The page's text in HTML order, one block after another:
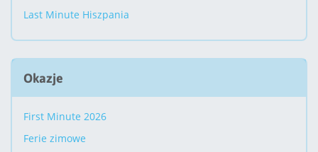
Last Minute Hiszpania
Okazje
First Minute 2026
Ferie zimowe